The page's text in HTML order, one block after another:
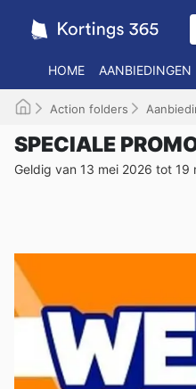
HOME AANBIEDINGEN
Action folders
SPECIALE
Geldig van 13 mei 2026 tot 19